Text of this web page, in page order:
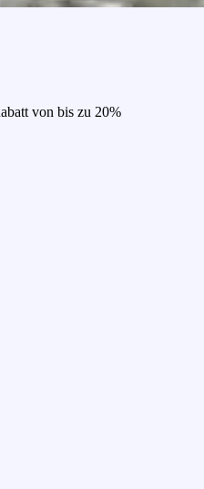
von bis zu 20%